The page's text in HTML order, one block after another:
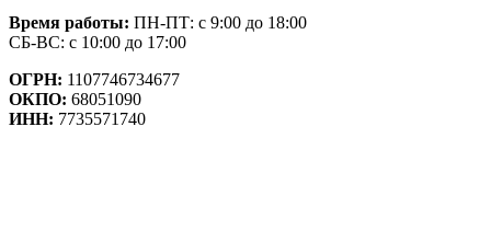
Время работы: ПН-ПТ: с 9:00 до 18:00
СБ-ВС: с 10:00 до 17:00
ОГРН: 1107746734677
ОКПО: 68051090
ИНН: 7735571740